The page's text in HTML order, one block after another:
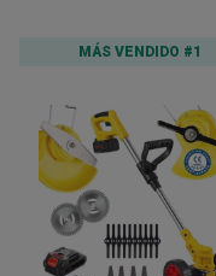
MÁS VENDIDO #1